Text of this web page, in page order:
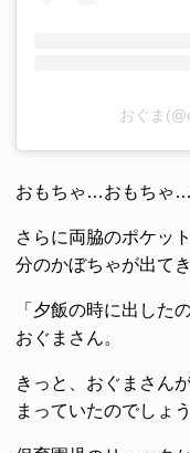
おぐま
おもちゃ…おもちゃ…
さらに両脇のポケッ
分のかぼちゃが出てき
「夕飯の時に出した
おぐまさん。
きっと、おぐまさん
まっていたのでしょう